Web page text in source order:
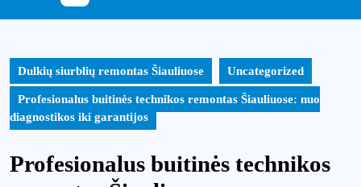
Dulkių siurblių remontas Šiauliuose Uncategorized
Profesionalus buitinės technikos remontas Šiauliuose: nuo
diagnostikos iki garantijos
Profesionalus buitinės technikos